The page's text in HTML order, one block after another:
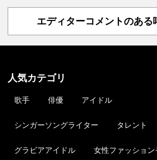
エディターコメントのある
人気カテゴリ
歌手 俳優 アイドル
シンガーソングライター タレント
グラビアアイドル 女性ファッション